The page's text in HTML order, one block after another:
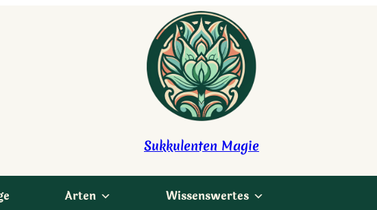
Sukkulenten Magie
Arten Wissenswertes